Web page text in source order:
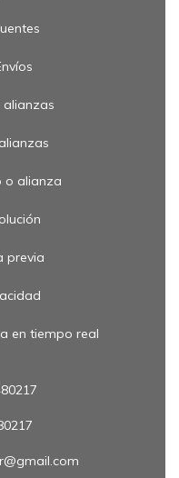
o alianza
previa
en tiempo real